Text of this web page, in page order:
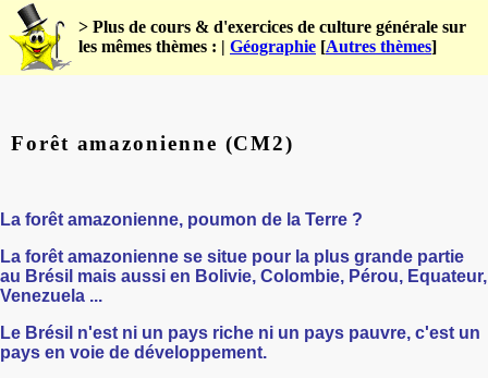
> Plus de cours & d'exercices de culture générale sur
les mêmes thèmes : | Géographie [Autres thèmes]
Forêt amazonienne (CM2)
La forêt amazonienne, poumon de la Terre ?
La forêt amazonienne se situe pour la plus grande partie
au Brésil mais aussi en Bolivie, Colombie, Pérou, Equateur,
Venezuela ...
Le Brésil n'est ni un pays riche ni un pays pauvre, c'est un
pays en voie de développement.